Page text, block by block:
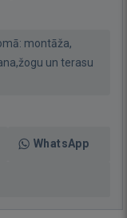
montāža,
un terasu
WhatsApp